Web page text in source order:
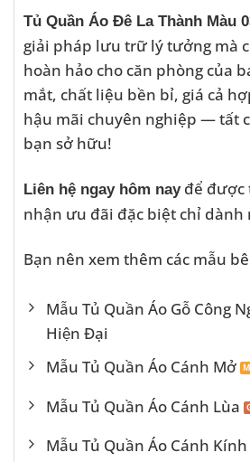
Tủ Quần Áo Đê La Thành Màu
giải pháp lưu trữ lý tưởng mà
hoàn hảo cho căn phòng của
mắt, chất liệu bền bỉ, giá cả
hậu mãi chuyên nghiệp — tất
bạn sở hữu!
Liên hệ ngay hôm nayđể được
nhận ưu đãi đặc biệt chỉ dành
Bạn nên xem thêm các mẫu
Mẫu Tủ Quần Áo Gỗ Công
Hiện Đại
Mẫu Tủ Quần Áo Cánh Mở
Mẫu Tủ Quần Áo Cánh Lùa
Mẫu Tủ Quần Áo Cánh Kính